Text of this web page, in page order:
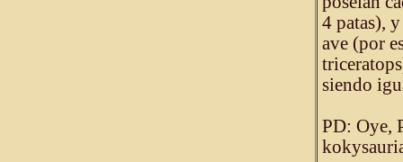
4 patas),
ave (por
siendo
PD: Oye,